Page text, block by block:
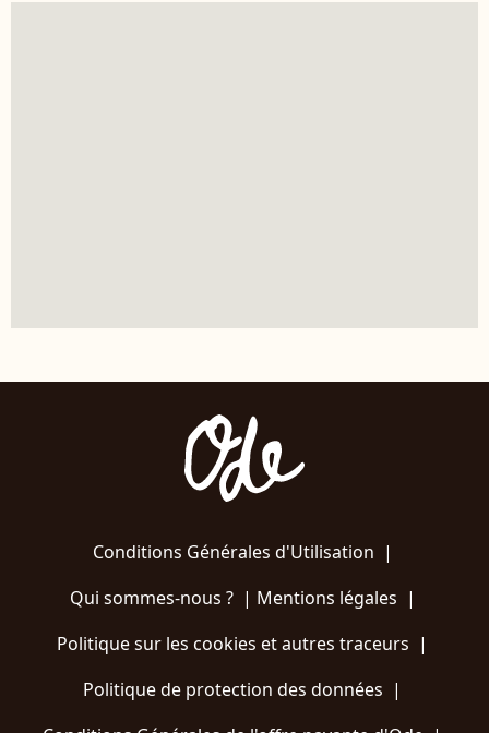
Conditions Générales d'Utilisation |
Qui sommes-nous ?| Mentions légales |
Politique sur les cookies et autres traceurs |
Politique de protection des données |